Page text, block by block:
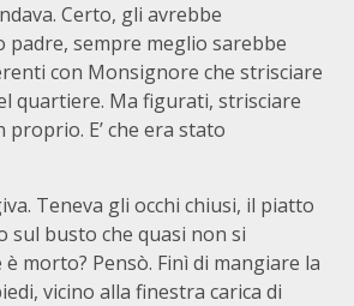
Certo, gli avrebbe
sempre meglio sarebbe
con Monsignore che strisciare
quartiere. Ma figurati, strisciare
proprio. E’ che era stato
Teneva gli occhi chiusi, il piatto
sul busto che quasi non si
è morto? Pensò. Finì di mangiare la
vicino alla finestra carica di